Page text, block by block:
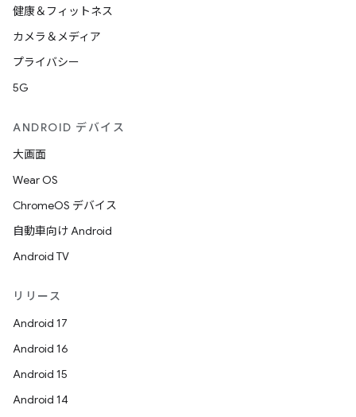
健康＆フィットネス
カメラ＆メディア
プライバシー
5G
ANDROID デバイス
大画面
Wear OS
ChromeOS デバイス
自動車向け Android
Android TV
リリース
Android 17
Android 16
Android 15
Android 14